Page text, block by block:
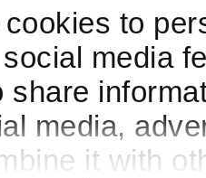
to
media
share
media,
it with